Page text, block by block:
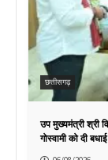
छत्तीसगढ़
उप मुख्यमंत्री श्री
गोस्वामी को दी बधाई